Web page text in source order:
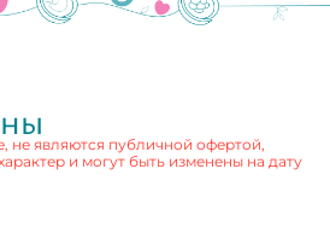
не являются публичной офертой,
и могут быть изменены на дату